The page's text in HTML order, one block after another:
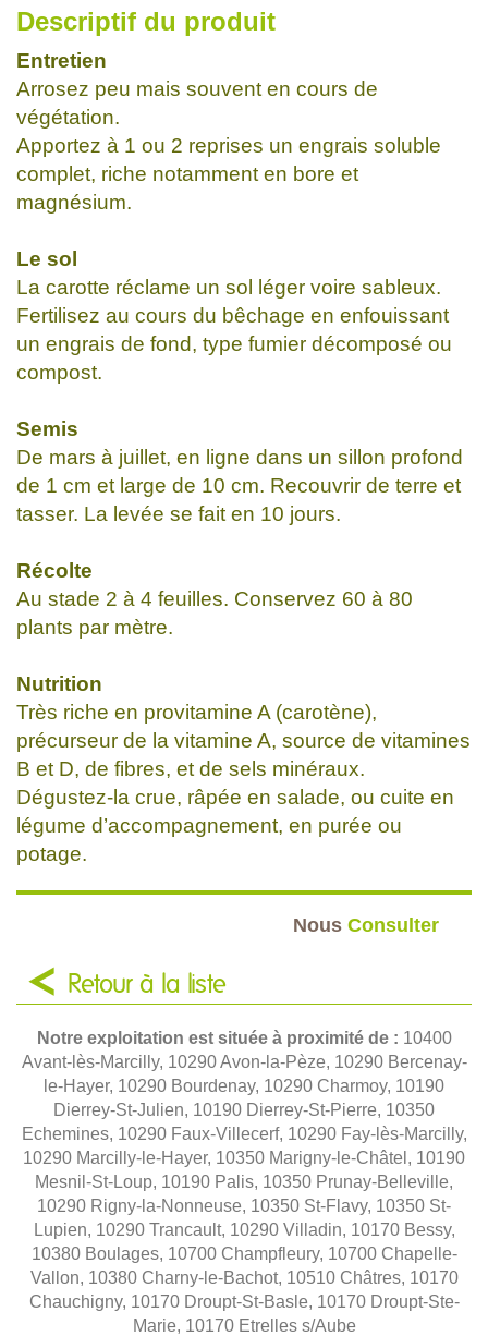
Descriptif du produit
Entretien
Arrosez peu mais souvent en cours de
végétation.
Apportez à 1 ou 2 reprises un engrais soluble
complet, riche notamment en bore et
magnésium.
Le sol
La carotte réclame un sol léger voire sableux.
Fertilisez au cours du bêchage en enfouissant
un engrais de fond, type fumier décomposé ou
compost.
Semis
De mars à juillet, en ligne dans un sillon profond
de 1 cm et large de 10 cm. Recouvrir de terre et
tasser. La levée se fait en 10 jours.
Récolte
Au stade 2 à 4 feuilles. Conservez 60 à 80
plants par mètre.
Nutrition
Très riche en provitamine A (carotène),
précurseur de la vitamine A, source de vitamines
B et D, de fibres, et de sels minéraux.
Dégustez-la crue, râpée en salade, ou cuite en
légume d’accompagnement, en purée ou
potage.
Nous Consulter
Retour à la liste
Notre exploitation est située à proximité de : 10400
Avant-lès-Marcilly, 10290 Avon-la-Pèze, 10290 Bercenay-
le-Hayer, 10290 Bourdenay, 10290 Charmoy, 10190
Dierrey-St-Julien, 10190 Dierrey-St-Pierre, 10350
Echemines, 10290 Faux-Villecerf, 10290 Fay-lès-Marcilly,
10290 Marcilly-le-Hayer, 10350 Marigny-le-Châtel, 10190
Mesnil-St-Loup, 10190 Palis, 10350 Prunay-Belleville,
10290 Rigny-la-Nonneuse, 10350 St-Flavy, 10350 St-
Lupien, 10290 Trancault, 10290 Villadin, 10170 Bessy,
10380 Boulages, 10700 Champfleury, 10700 Chapelle-
Vallon, 10380 Charny-le-Bachot, 10510 Châtres, 10170
Chauchigny, 10170 Droupt-St-Basle, 10170 Droupt-Ste-
Marie, 10170 Etrelles s/Aube